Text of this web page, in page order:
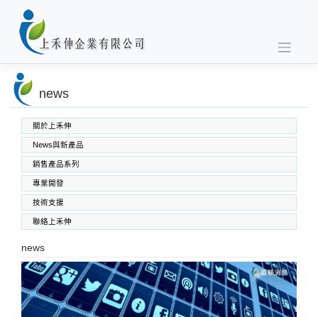
content
news
關於上禾伸
News與新產品
銷售產品系列
SABIC PC PC/ABS PPO PEI
專業開發
技術支援
聯絡上禾伸
news